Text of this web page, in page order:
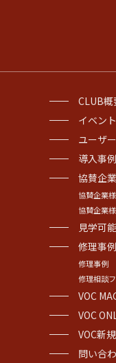
CLUB概
イベン
ユーザ
導入事例
協賛企業
協賛企業
協賛企業
見学可
修理事
修理事例
修理相談
VOC
VOC
VOC新
問い合